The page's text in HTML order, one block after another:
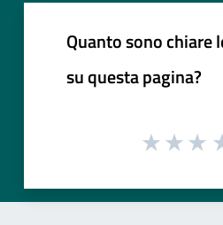
Quanto sono chiare
su questa pagina?